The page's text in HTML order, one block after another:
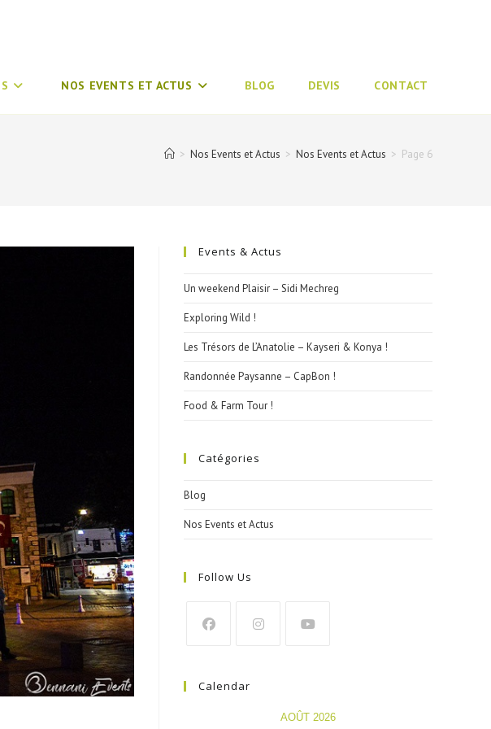
NOS EVENTS ET ACTUS BLOG DEVIS CONTACT
> Nos Events et Actus > Nos Events et Actus > Page 6
Events & Actus
Un weekend Plaisir – Sidi Mechreg
Exploring Wild !
Les Trésors de L’Anatolie – Kayseri & Konya !
Randonnée Paysanne – CapBon !
Food & Farm Tour !
Catégories
Blog
Nos Events et Actus
Follow Us
Calendar
AOÛT 2026